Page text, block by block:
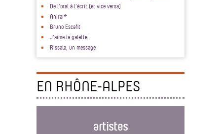
De l’oral à l’écrit (et vice versa)
Aniraï*
Bruno Escafit
J'aime la galette
Rissala, un message
EN RHÔNE-ALPES
artistes